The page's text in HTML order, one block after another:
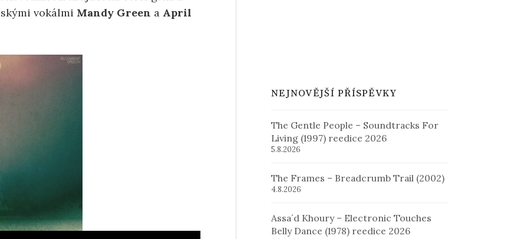
vokálmi Mandy Green a April
NEJNOVĚJŠÍ PŘÍSPĚVKY
The Gentle People – Soundtracks For
Living (1997) reedice 2026
5.8.2026
The Frames – Breadcrumb Trail (2002)
4.8.2026
Assa´d Khoury – Electronic Touches
Belly Dance (1978) reedice 2026